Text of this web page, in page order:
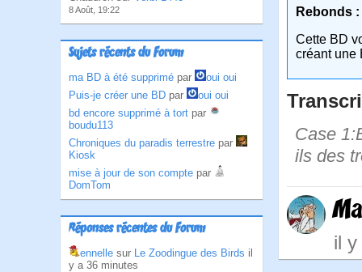
8 Août, 19:22
Sujets récents du Forum
ma BD à été supprimé par
oui oui
Puis-je créer une BD par
oui oui
bd encore supprimé à tort par
boudu113
Chroniques du paradis terrestre par
Kiosk
mise à jour de son compte par
DomTom
Réponses récentes du Forum
ennelle sur Le Zoodingue des Birds il
y a 36 minutes
Rebonds :
Cette BD
créant une
Case
ils des
il y